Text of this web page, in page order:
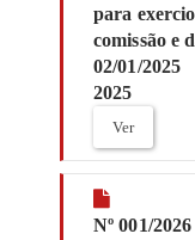
para
comissão e
02/01/2025
2025
Ver
Nº 001/